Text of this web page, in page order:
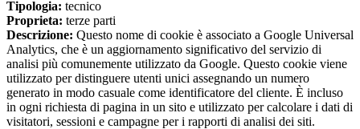
Tipologia: tecnico
Proprieta: terze parti
Descrizione: Questo nome di cookie è associato a Google Universal
Analytics, che è un aggiornamento significativo del servizio di
analisi più comunemente utilizzato da Google. Questo cookie viene
utilizzato per distinguere utenti unici assegnando un numero
generato in modo casuale come identificatore del cliente. È incluso
in ogni richiesta di pagina in un sito e utilizzato per calcolare i dati di
visitatori, sessioni e campagne per i rapporti di analisi dei siti.